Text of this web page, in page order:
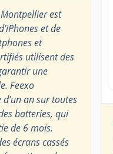
est
et de
et
utilisent des
une
Feexo
an sur toutes
batteries, qui
de 6 mois.
écrans cassés